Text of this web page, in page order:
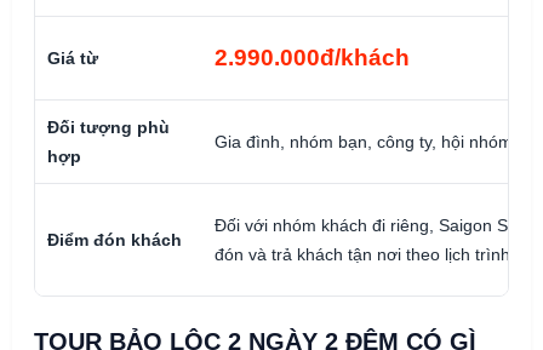
Giá từ 2.990.000đ/khách
Đối tượng phù
hợp
Gia đình, nhóm bạn, công ty, hội nhóm,
Điểm đón khách
Đối với nhóm khách đi riêng, Saigon Star
đón và trả khách tận nơi theo lịch trình đã
TOUR BẢO LỘC 2 NGÀY 2 ĐÊM CÓ GÌ